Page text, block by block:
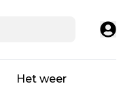
Het weer